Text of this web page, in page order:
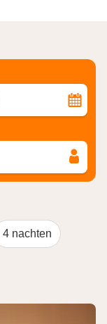
4 nachten